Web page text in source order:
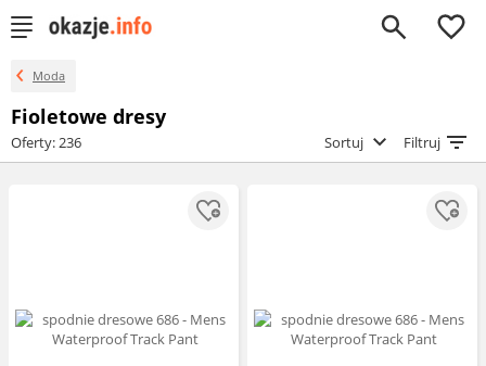
0
Moda
Fioletowe dresy
Oferty: 236 Sortuj Filtruj